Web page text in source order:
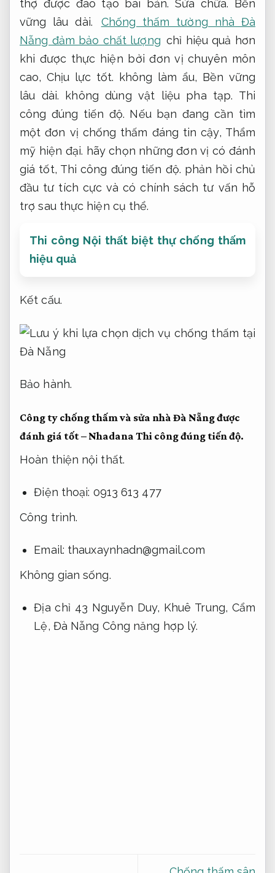
thợ được đào tạo bài bản. Sửa chữa. Bền
vững lâu dài.
Chống thấm tường nhà Đà
Nẵng đảm bảo chất lượng chỉ hiệu quả hơn
khi được thực hiện bởi đơn vị chuyên môn
cao, Chịu lực tốt. không làm ẩu, Bền vững
lâu dài. không dùng vật liệu pha tạp. Thi
công đúng tiến độ. Nếu bạn đang cần tìm
một đơn vị chống thấm đáng tin cậy, Thẩm
mỹ hiện đại. hãy chọn những đơn vị có đánh
giá tốt, Thi công đúng tiến độ. phản hồi chủ
đầu tư tích cực và có chính sách tư vấn hỗ
trợ sau thực hiện cụ thể.
Thi công Nội thất biệt thự chống thấm
hiệu quả
Kết cấu.
Bảo hành.
Công ty chống thấm và sửa nhà Đà Nẵng được
đánh giá tốt – Nhadana Thi công đúng tiến độ.
Hoàn thiện nội thất.
Điện thoại: 0913 613 477
Công trình.
Email: thauxaynhadn@gmail.com
Không gian sống.
Địa chỉ 43 Nguyễn Duy, Khuê Trung, Cẩm
Lệ, Đà Nẵng Công năng hợp lý.